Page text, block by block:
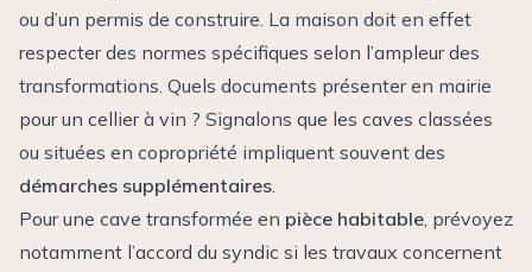
ou d’un permis de construire. La maison doit en effet
respecter des normes spécifiques selon l’ampleur des
transformations. Quels documents présenter en mairie
pour un cellier à vin ? Signalons que les caves classées
ou situées en copropriété impliquent souvent des
démarches supplémentaires.
Pour une cave transformée en pièce habitable, prévoyez
notamment l’accord du syndic si les travaux concernent